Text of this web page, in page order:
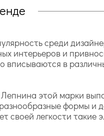
среди
интерьеров и
в
этой марки
формы
своей легкости